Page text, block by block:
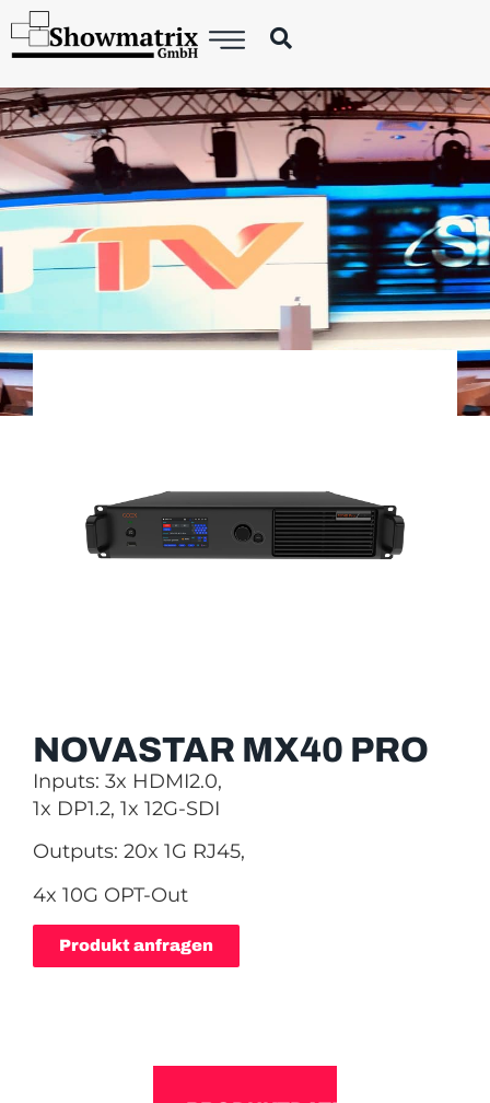
NOVASTAR MX40 PRO
Inputs: 3x HDMI2.0,
1x DP1.2, 1x 12G-SDI
Outputs: 20x 1G RJ45,
4x 10G OPT-Out
Produkt anfragen